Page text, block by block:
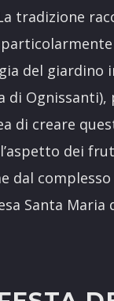
tradizione
del giardino
Ognissanti),
di creare
dei
dal
Santa